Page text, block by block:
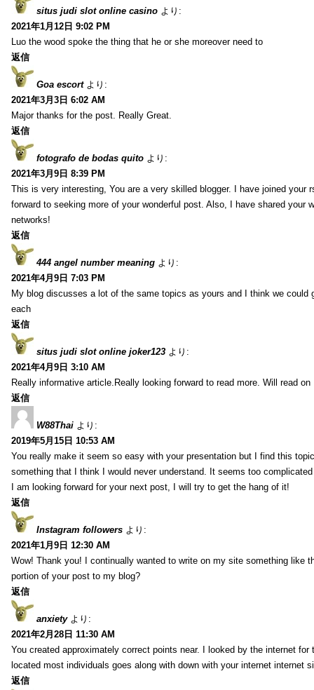
situs judi slot online casino より:
2021年1月12日 9:02 PM
Luo the wood spoke the thing that he or she moreover need to
返信
Goa escort より:
2021年3月3日 6:02 AM
Major thanks for the post. Really Great.
返信
fotografo de bodas quito より:
2021年3月9日 8:39 PM
This is very interesting, You are a very skilled blogger. I have joined your
forward to seeking more of your wonderful post. Also, I have shared your
networks!
返信
444 angel number meaning より:
2021年4月9日 7:03 PM
My blog discusses a lot of the same topics as yours and I think we could
each
返信
situs judi slot online joker123 より:
2021年4月9日 3:10 AM
Really informative article.Really looking forward to read more. Will read on
返信
W88Thai より:
2019年5月15日 10:53 AM
You really make it seem so easy with your presentation but I find this
something that I think I would never understand. It seems too
I am looking forward for your next post, I will try to get the hang of it!
返信
Instagram followers より:
2021年1月9日 12:30 AM
Wow! Thank you! I continually wanted to write on my site something like
portion of your post to my blog?
返信
anxiety より:
2021年2月28日 11:30 AM
You created approximately correct points near. I looked by the internet for
located most individuals goes along with down with your internet internet
返信